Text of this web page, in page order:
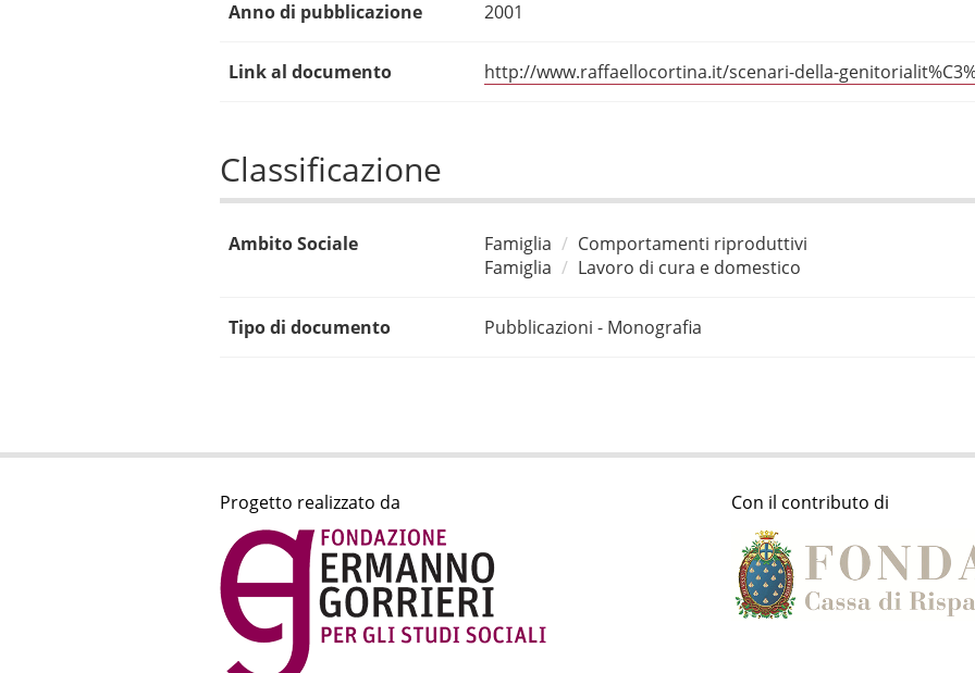
Anno di pubblicazione 2001
Link al documento http://www.raffaellocortina.it/scenari-della-
Classificazione
Ambito Sociale Famiglia
Comportamenti riproduttivi
Famiglia
Lavoro di cura e domestico
Tipo di documento Pubblicazioni - Monografia
Progetto realizzato da Con il contributo di